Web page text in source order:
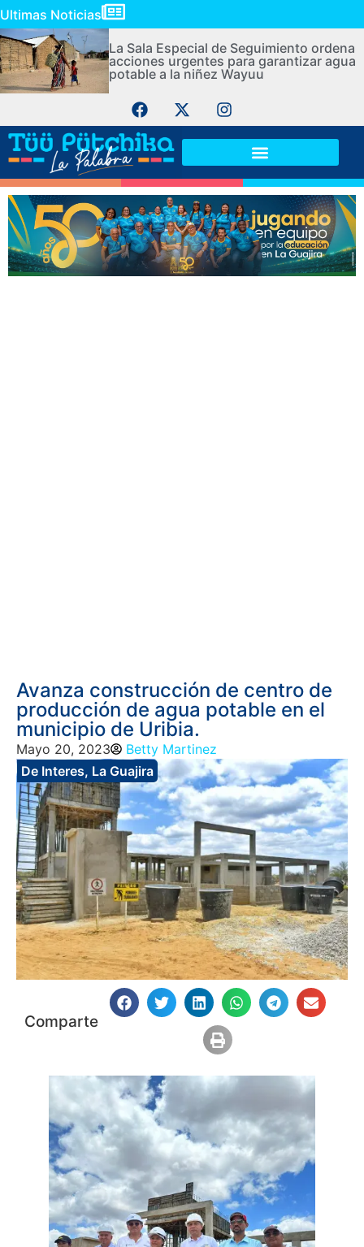
Ultimas Noticias
La Sala Especial de Seguimiento ordena
acciones urgentes para garantizar agua
potable a la niñez Wayuu
Avanza construcción de centro de
producción de agua potable en el
municipio de Uribia.
Mayo 20, 2023
Betty Martinez
De Interes, La Guajira
Comparte